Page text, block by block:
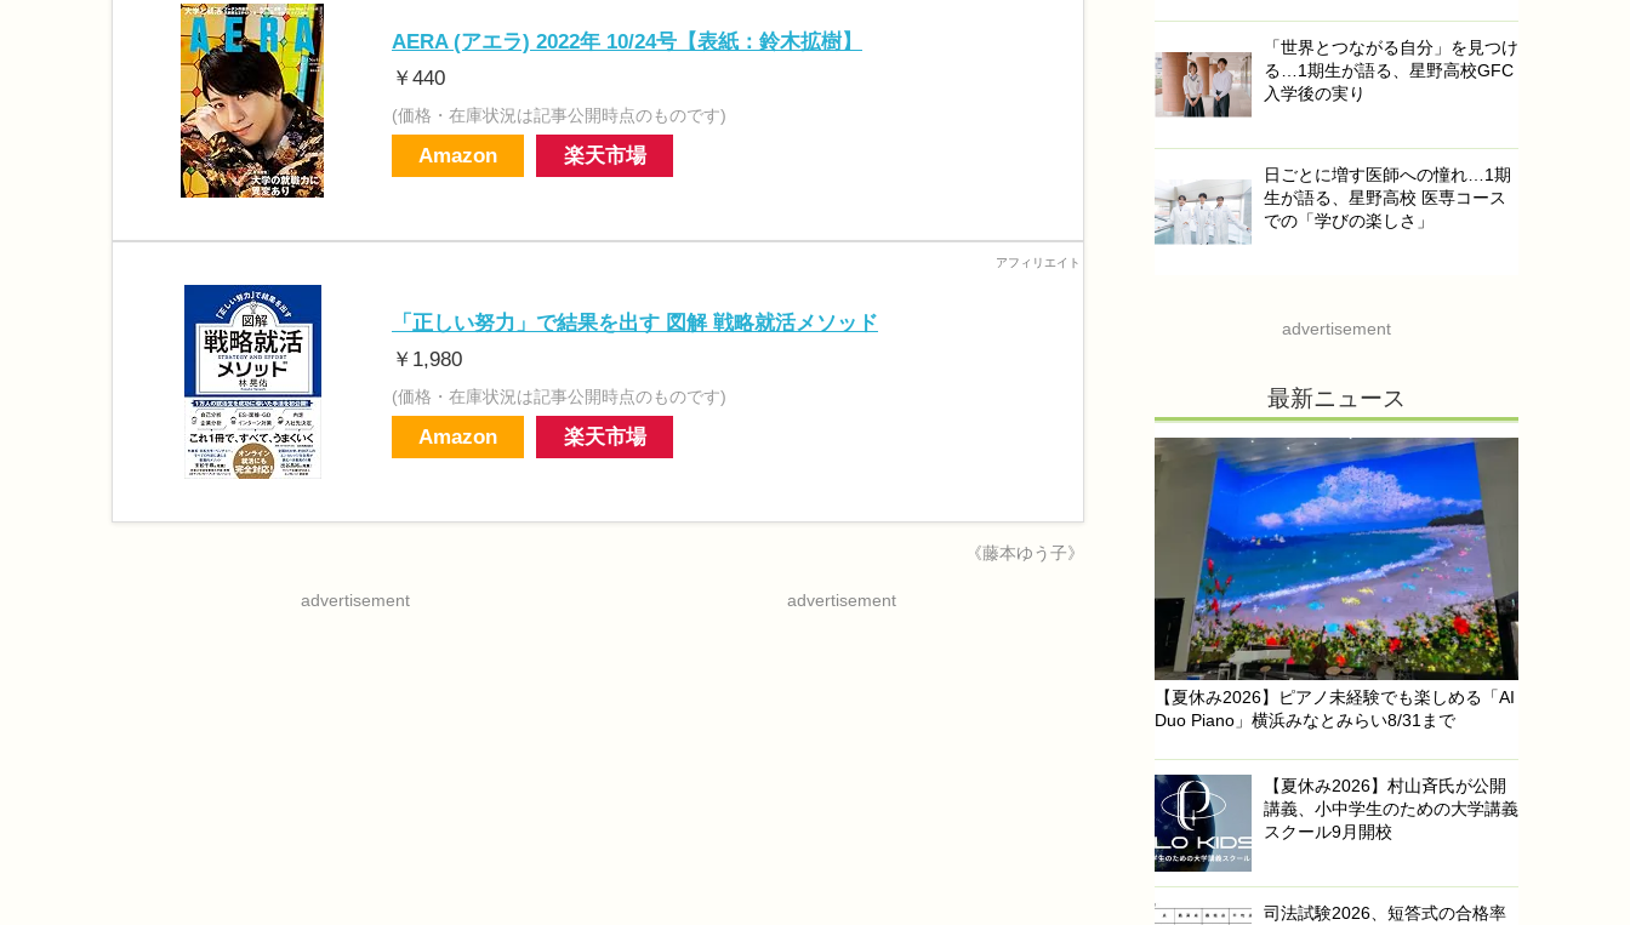
AERA (アエラ) 2022年 10/24号【表紙：鈴木拡樹】
￥440
(価格・在庫状況は記事公開時点のものです)
Amazon 楽天市場
「正しい努力」で結果を出す 図解 戦略就活メソッド
￥1,980
(価格・在庫状況は記事公開時点のものです)
Amazon 楽天市場
《藤本ゆう子》
advertisement advertisement
「世界とつながる自分」を見つけ
る…1期生が語る、星野高校GFC
入学後の実り
日ごとに増す医師への憧れ…1期
生が語る、星野高校 医専コース
での「学びの楽しさ」
advertisement
最新ニュース
【夏休み2026】ピアノ未経験でも楽しめる「AI
Duo Piano」横浜みなとみらい8/31まで
【夏休み2026】村山斉氏が公開
講義、小中学生のための大学講義
スクール9月開校
司法試験2026、短答式の合格率